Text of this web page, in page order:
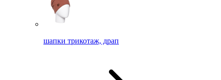
шапки трикотаж, драп